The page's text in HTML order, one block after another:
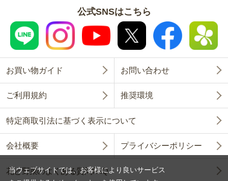
公式SNSはこちら
お買い物ガイド お問い合わせ
ご利用規約 推奨環境
特定商取引法に基づく表示について
会社概要 プライバシーポリシー
花と野菜のよくある質問FAQ
当ウェブサイトでは、お客様により良いサービス